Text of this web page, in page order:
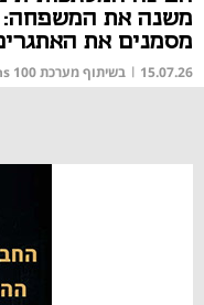
משנה את המשפחה:
מסמנים את
15.07.26
| בשיתוף מערכת Duns 100